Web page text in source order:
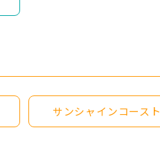
サンシャインコースト